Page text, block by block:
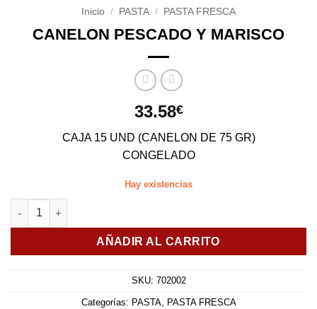
Inicio / PASTA / PASTA FRESCA
CANELON PESCADO Y MARISCO
33.58€
CAJA 15 UND (CANELON DE 75 GR)
CONGELADO
Hay existencias
CANELON PESCADO Y MARISCO cantidad
AÑADIR AL CARRITO
SKU: 702002
Categorías: PASTA, PASTA FRESCA